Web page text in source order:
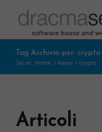
Tag Archivio per: crypto
Sei in: Home / News / crypto
Articoli